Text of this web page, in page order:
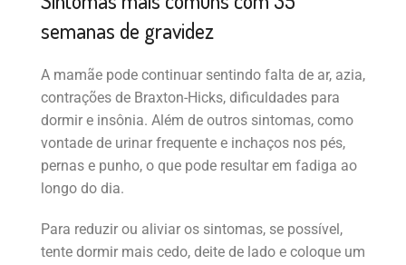
semanas de gravidez
A mamãe pode continuar sentindo falta de ar, azia,
contrações de Braxton-Hicks, dificuldades para
dormir e insônia. Além de outros sintomas, como
vontade de urinar frequente e inchaços nos pés,
pernas e punho, o que pode resultar em fadiga ao
longo do dia.
Para reduzir ou aliviar os sintomas, se possível,
tente dormir mais cedo, deite de lado e coloque um